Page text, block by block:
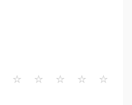
⭐ ⭐ ⭐ ⭐ ⭐